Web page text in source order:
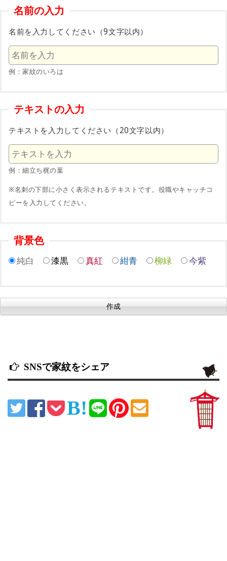
名前の入力
名前を入力してください（9文字以内）
例：家紋のいろは
テキストの入力
テキストを入力してください（20文字以内）
例：細立ち梶の葉
※名刺の下部に小さく表示されるテキストです。役職やキャッチコ
ピーを入力してください。
背景色
純白 漆黒 真紅 紺青 柳緑 今紫
SNSで家紋をシェア